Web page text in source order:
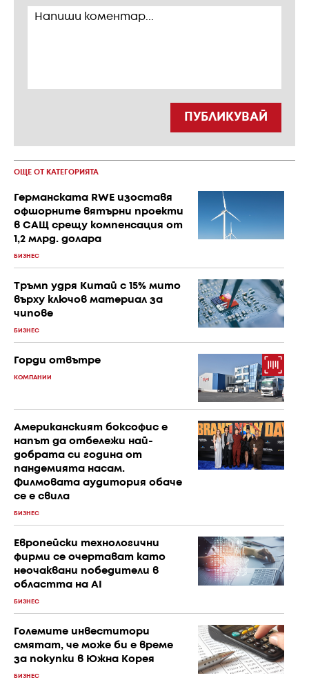
ПУБЛИКУВАЙ
ОЩЕ ОТ КАТЕГОРИЯТА
Германската RWE изоставя
офшорните вятърни проекти
в САЩ срещу компенсация от
1,2 млрд. долара
БИЗНЕС
Тръмп удря Китай с 15% мито
върху ключов материал за
чипове
БИЗНЕС
Горди отвътре
КОМПАНИИ
Американският боксофис е
напът да отбележи най-
добрата си година от
пандемията насам.
Филмовата аудитория обаче
се е свила
БИЗНЕС
Европейски технологични
фирми се очертават като
неочаквани победители в
областта на AI
БИЗНЕС
Големите инвеститори
смятат, че може би е време
за покупки в Южна Корея
БИЗНЕС